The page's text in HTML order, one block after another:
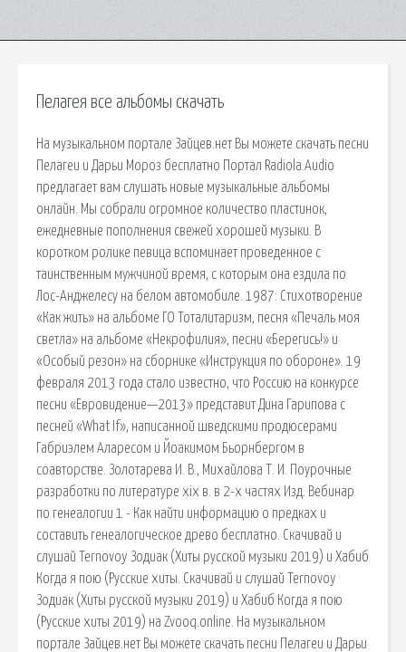
Пелагея все альбомы скачать
На музыкальном портале Зайцев.нет Вы можете скачать песни
Пелагеи и Дарьи Мороз бесплатно Портал Radiola.Audio
предлагает вам слушать новые музыкальные альбомы
онлайн. Мы собрали огромное количество пластинок,
ежедневные пополнения свежей хорошей музыки. В
коротком ролике певица вспоминает проведенное с
таинственным мужчиной время, с которым она ездила по
Лос-Анджелесу на белом автомобиле. 1987: Стихотворение
«Как жить» на альбоме ГО Тоталитаризм, песня «Печаль моя
светла» на альбоме «Некрофилия», песни «Берегись!» и
«Особый резон» на сборнике «Инструкция по обороне». 19
февраля 2013 года стало известно, что Россию на конкурсе
песни «Евровидение—2013» представит Дина Гарипова с
песней «What If», написанной шведскими продюсерами
Габриэлем Аларесом и Йоакимом Бьорнбергом в
соавторстве. Золотарева И. В., Михайлова Т. И. Поурочные
разработки по литературе xix в. в 2-х частях Изд. Вебинар
по генеалогии 1 - Как найти информацию о предках и
составить генеалогическое древо бесплатно. Скачивай и
слушай Ternovoy Зодиак (Хиты русской музыки 2019) и Хабиб
Когда я пою (Русские хиты. Скачивай и слушай Ternovoy
Зодиак (Хиты русской музыки 2019) и Хабиб Когда я пою
(Русские хиты 2019) на Zvooq.online. На музыкальном
портале Зайцев.нет Вы можете скачать песни Пелагеи и Дарьи